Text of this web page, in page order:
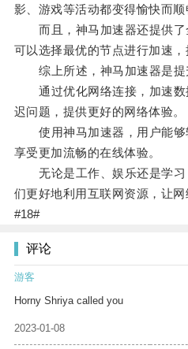
影、游戏等活动都变得愉快而顺
而且，神马加速器还提供了
可以选择最优的节点进行加速，
综上所述，神马加速器是提
通过优化网络连接，加速数
迟问题，提供更好的网络体验。
使用神马加速器，用户能够
享受更加流畅的在线体验。
无论是工作、娱乐还是学习
们更好地利用互联网资源，让网
#18#
评论
游客
Horny Shriya called you
2023-01-08